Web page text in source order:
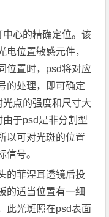
心的精确定位。该
电位置敏感元件，
位置时，psd将对应
的处理，即可确定
点的强度和尺寸大
于psd是非分割型
以可对光斑的位置
信号。
菲涅耳透镜后投
的适当位置有一细
此光斑照在psd表面